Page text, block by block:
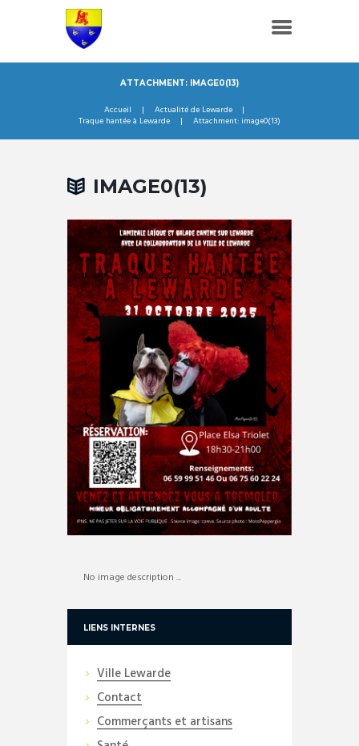
ATTACHMENT: IMAGE0(13)
Accueil
Actualité de Lewarde
Traque hantée à Lewarde
Attachment: image0(13)
IMAGE0(13)
No image description ...
LIENS INTERNES
Ville Lewarde
Contact
Commerçants et artisans